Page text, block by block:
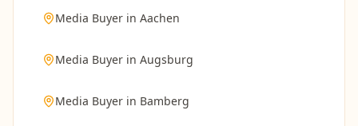
Media Buyer in Aachen
Media Buyer in Augsburg
Media Buyer in Bamberg